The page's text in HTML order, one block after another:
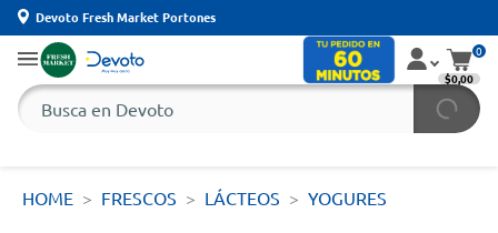
Devoto Fresh Market Portones
0
$0,00
HOME FRESCOS LÁCTEOS YOGURES